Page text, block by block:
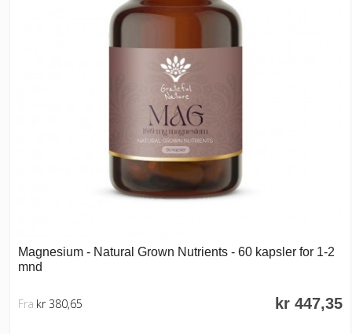
Magnesium - Natural Grown Nutrients - 60 kapsler for 1-2
mnd
kr 447,35
Fra kr 380,65